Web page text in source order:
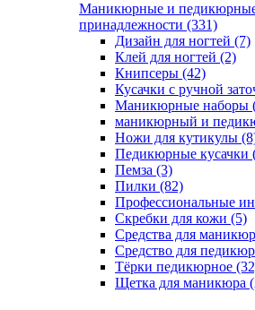
Маникюрные и
принадлежности (331)
Дизайн для ногтей (7)
Клей для ногтей (2)
Книпсеры (42)
Кусачки с ручной
Маникюрные наборы
маникюрный и
Ножи для кутикулы
Педикюрные кусачки
Пемза (3)
Пилки (82)
Профессиональные
Скребки для кожи (5)
Средства для
Средство для
Тёрки педикюрное
Щетка для маникюра